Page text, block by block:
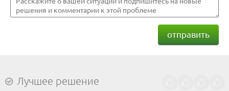
отправить
Лучшее решение